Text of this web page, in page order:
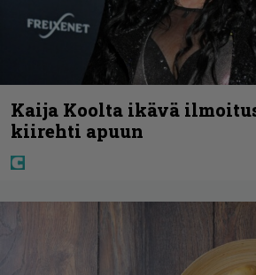
Kaija Koolta ikävä
kiirehti apuun